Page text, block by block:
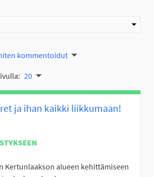
kommentoidut
20
ja ihan kaikki liikkumaan!
Kertunlaakson alueen kehittämiseen